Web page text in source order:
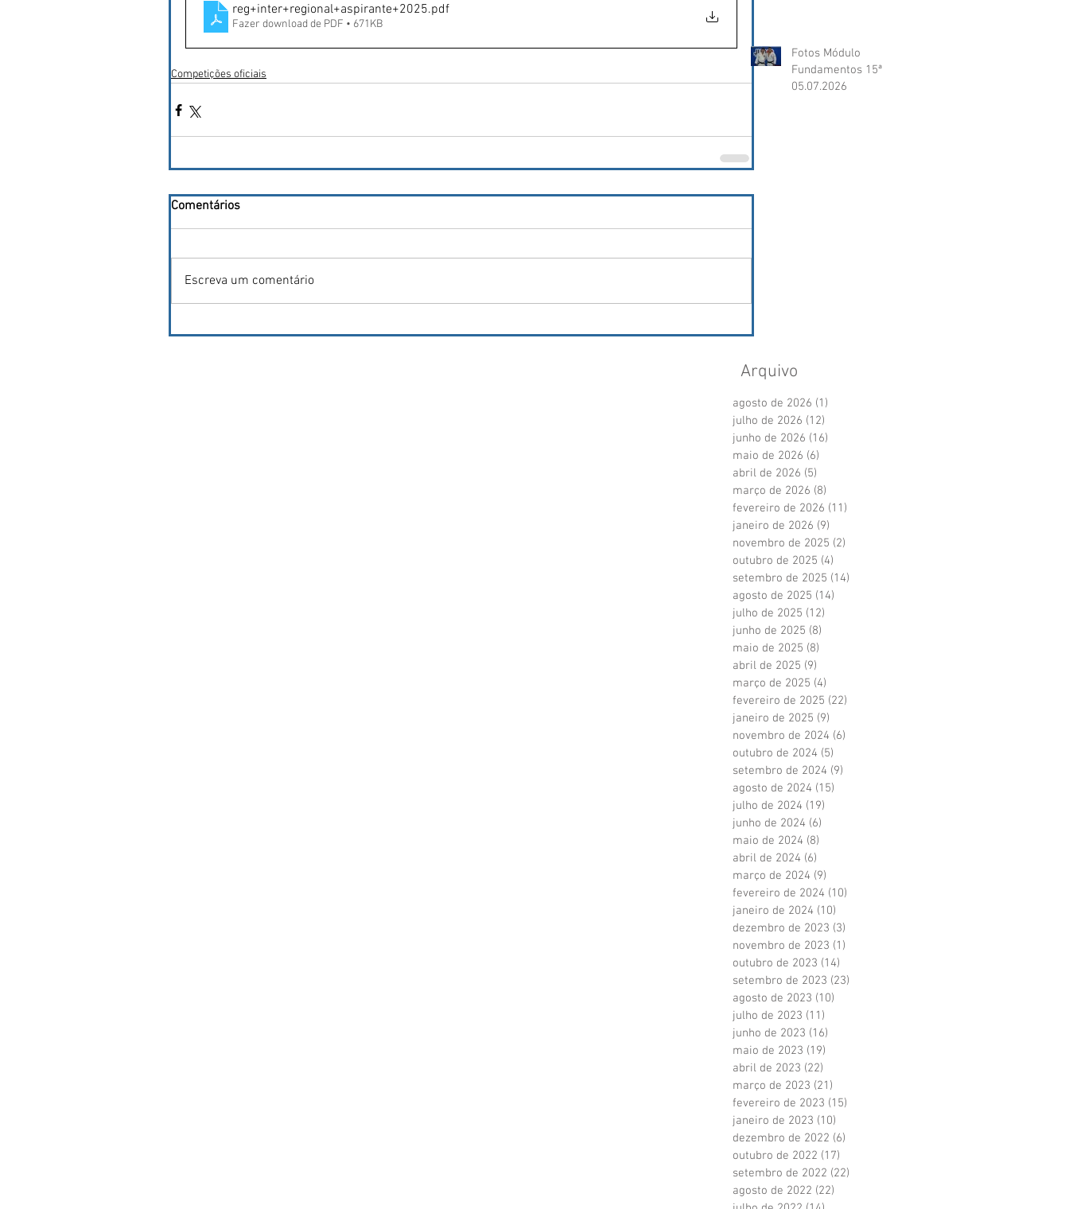
reg+inter+regional+aspirante+2025.pdf
Fazer download de PDF • 671KB
Competições oficiais
Comentários
Escreva um comentário
Fotos Módulo
Fundamentos 15ª
05.07.2026
Arquivo
agosto de 2026 (1)
julho de 2026 (12)
junho de 2026 (16)
maio de 2026 (6)
abril de 2026 (5)
março de 2026 (8)
fevereiro de 2026 (11)
janeiro de 2026 (9)
novembro de 2025 (2)
outubro de 2025 (4)
setembro de 2025 (14)
agosto de 2025 (14)
julho de 2025 (12)
junho de 2025 (8)
maio de 2025 (8)
abril de 2025 (9)
março de 2025 (4)
fevereiro de 2025 (22)
janeiro de 2025 (9)
novembro de 2024 (6)
outubro de 2024 (5)
setembro de 2024 (9)
agosto de 2024 (15)
julho de 2024 (19)
junho de 2024 (6)
maio de 2024 (8)
abril de 2024 (6)
março de 2024 (9)
fevereiro de 2024 (10)
janeiro de 2024 (10)
dezembro de 2023 (3)
novembro de 2023 (1)
outubro de 2023 (14)
setembro de 2023 (23)
agosto de 2023 (10)
julho de 2023 (11)
junho de 2023 (16)
maio de 2023 (19)
abril de 2023 (22)
março de 2023 (21)
fevereiro de 2023 (15)
janeiro de 2023 (10)
dezembro de 2022 (6)
outubro de 2022 (17)
setembro de 2022 (22)
agosto de 2022 (22)